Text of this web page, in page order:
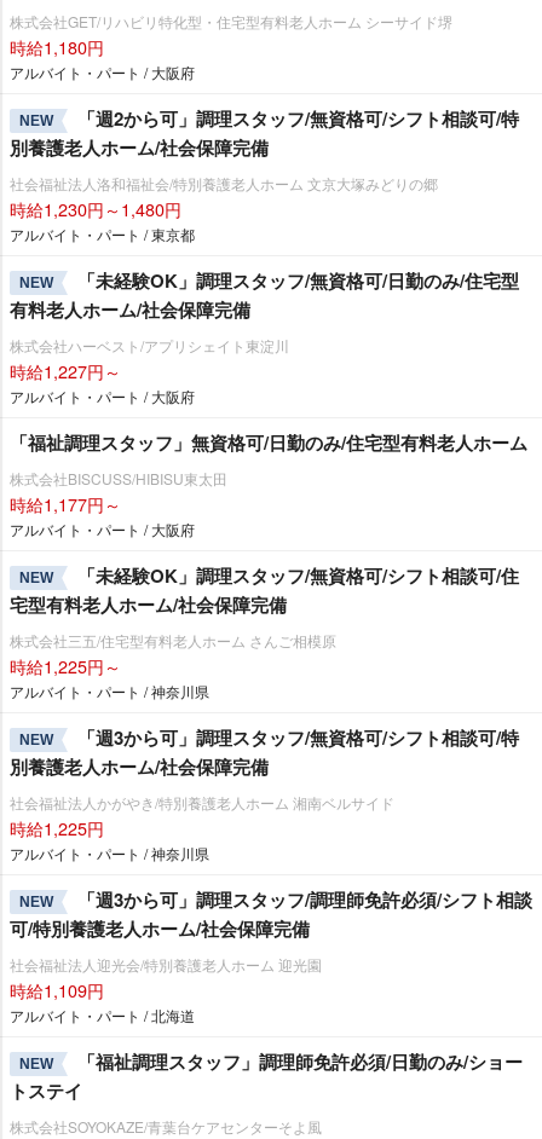
株式会社GET/リハビリ特化型・住宅型有料老人ホーム シーサイド堺
時給1,180円
アルバイト・パート / 大阪府
NEW
「週2から可」調理スタッフ/無資格可/シフト相談可/特
別養護老人ホーム/社会保障完備
社会福祉法人洛和福祉会/特別養護老人ホーム 文京大塚みどりの郷
時給1,230円～1,480円
アルバイト・パート / 東京都
NEW
「未経験OK」調理スタッフ/無資格可/日勤のみ/住宅型
有料老人ホーム/社会保障完備
株式会社ハーベスト/アプリシェイト東淀川
時給1,227円～
アルバイト・パート / 大阪府
「福祉調理スタッフ」無資格可/日勤のみ/住宅型有料老人ホーム
株式会社BISCUSS/HIBISU東太田
時給1,177円～
アルバイト・パート / 大阪府
NEW
「未経験OK」調理スタッフ/無資格可/シフト相談可/住
宅型有料老人ホーム/社会保障完備
株式会社三五/住宅型有料老人ホーム さんご相模原
時給1,225円～
アルバイト・パート / 神奈川県
NEW
「週3から可」調理スタッフ/無資格可/シフト相談可/特
別養護老人ホーム/社会保障完備
社会福祉法人かがやき/特別養護老人ホーム 湘南ベルサイド
時給1,225円
アルバイト・パート / 神奈川県
NEW
「週3から可」調理スタッフ/調理師免許必須/シフト相談
可/特別養護老人ホーム/社会保障完備
社会福祉法人迎光会/特別養護老人ホーム 迎光園
時給1,109円
アルバイト・パート / 北海道
NEW
「福祉調理スタッフ」調理師免許必須/日勤のみ/ショー
トステイ
株式会社SOYOKAZE/青葉台ケアセンターそよ風